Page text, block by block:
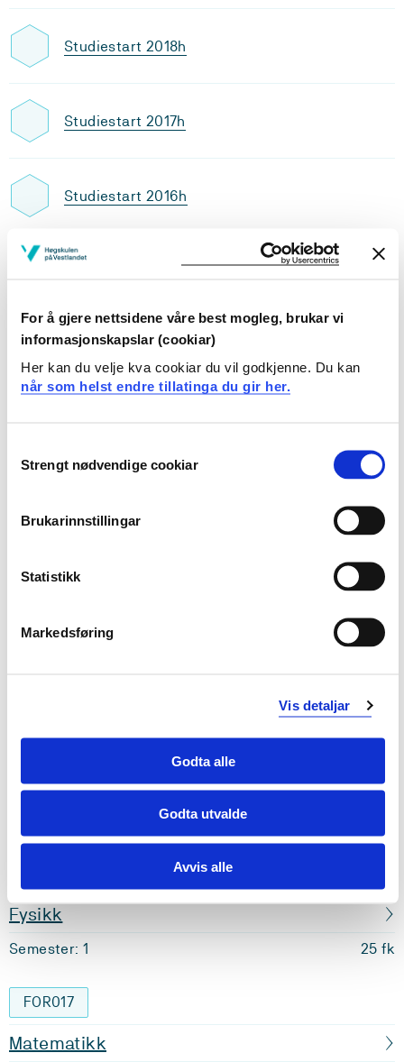
For å gjere nettsidene våre best mogleg, brukar vi
informasjonskapslar (cookiar)
Her kan du velje kva cookiar du vil godkjenne. Du kan
når som helst endre tillatinga du gir her.
Selection
Strengt nødvendige cookiar
Brukarinnstillingar
Statistikk
Markedsføring
Vis detaljar
Godta alle
Godta utvalde
Avvis alle
Studiestart 2018h
Studiestart 2017h
Studiestart 2016h
Studiestart 2015h
Studiestart 2014h
forkurspoeng
Forkurs for ingeniørutdanning
FOR015
Kommunikasjon og norsk
Fysikk
Semester: 1 25 fk
FOR017
Matematikk